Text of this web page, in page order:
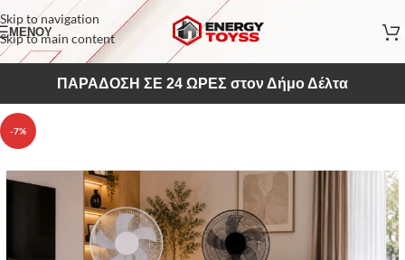
Skip to navigation
Skip to main content
ΜΕΝΟΥ
ΠΑΡΑΔΟΣΗ ΣΕ 24 ΩΡΕΣ στον Δήμο Δέλτα
-7%